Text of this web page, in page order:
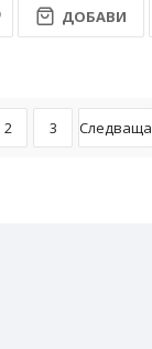
ДОБАВИ
2 3 Следваща